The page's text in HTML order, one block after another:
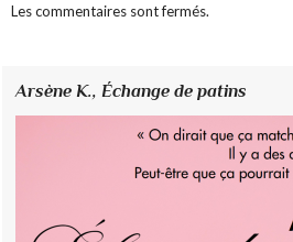
Les commentaires sont fermés.
Arsène K.,Échange de patins